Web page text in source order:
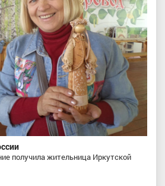
получила жительница Иркутской